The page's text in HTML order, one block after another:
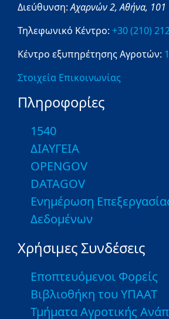
Διεύθυνση:Αχαρνών 2,Αθήνα, 101
Τηλεφωνικό Κέντρο: +30 (210)
Κέντρο εξυπηρέτησης Αγροτών:
Στοιχεία Επικοινωνίας
Πληροφορίες
1540
ΔΙΑΥΓΕΙΑ
OPENGOV
DATAGOV
Ενημέρωση
Δεδομένων
Χρήσιμες Συνδέσεις
Εποπτευόμενοι Φορείς
Βιβλιοθήκη του ΥΠΑΑΤ
Τμήματα Αγροτικής